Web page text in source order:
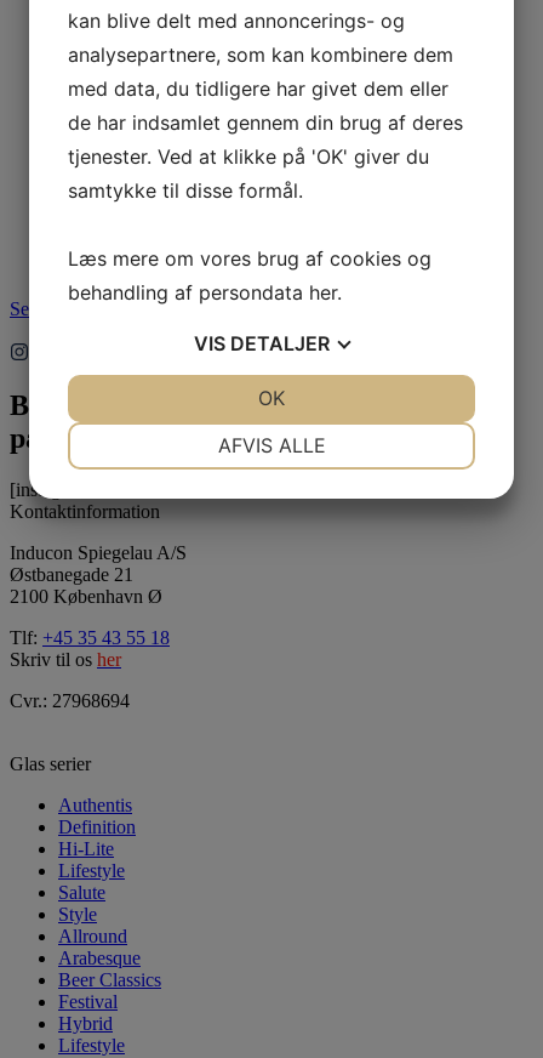
Sort Horn og 2 stålkraver
599,00 dkk
Tilføj til kurv
Varenummer (SKU): L7020SFI/2 Ostesæt
Brunt Horn og 2 stålkraver
Tilføj til kurv
Se alle produkter
Bliv inspireret
på Instagram
[instagram-feed feed=1]
Kontaktinformation
Inducon Spiegelau A/S
Østbanegade 21
2100 København Ø
Tlf: +45 35 43 55 18
Skriv til os her
Cvr.: 27968694
Glas serier
Authentis
Definition
Hi-Lite
Lifestyle
Salute
Style
Allround
Arabesque
Beer Classics
Festival
Hybrid
Lifestyle
kan blive delt med annoncerings- og
analysepartnere, som kan kombinere dem
med data, du tidligere har givet dem eller
de har indsamlet gennem din brug af deres
tjenester. Ved at klikke på 'OK' giver du
samtykke til disse formål.
Læs mere om vores brug af cookies og
behandling af persondata her.
VIS DETALJER
MARKETING
AFVIS ALLE
OK